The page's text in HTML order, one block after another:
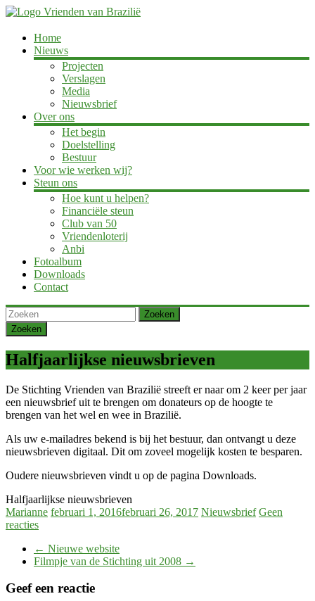
Ga
inhoud
Vrienden
van
kinderen
Home
Nieuws
Projecten
Verslagen
Media
Nieuwsbrief
Over ons
Het begin
Doelstelling
Bestuur
Voor wie werken wij?
Steun ons
Hoe kunt u helpen?
Financiële steun
Club van 50
Vriendenloterij
Anbi
Fotoalbum
Downloads
Contact
Zoeken
Halfjaarlijkse nieuwsbrieven
De Stichting Vrienden van Brazilië streeft er naar om 2 keer per jaar
een nieuwsbrief uit te brengen om donateurs op de hoogte te
brengen van het wel en wee in Brazilië.
Als uw e-mailadres bekend is bij het bestuur, dan ontvangt u deze
nieuwsbrieven digitaal. Dit om zoveel mogelijk kosten te besparen.
Oudere nieuwsbrieven vindt u op de pagina Downloads.
Halfjaarlijkse nieuwsbrieven
Marianne februari 1, 2016februari 26, 2017 Nieuwsbrief Geen
reacties
← Nieuwe website
Filmpje van de Stichting uit 2008 →
Geef een reactie